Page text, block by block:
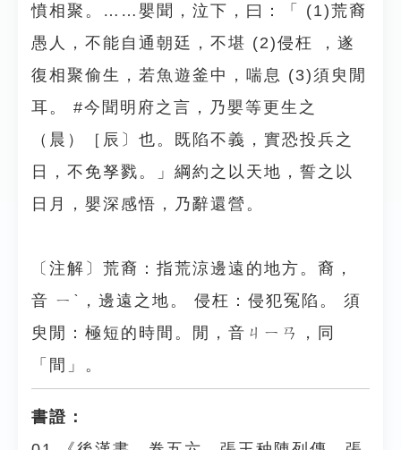
憤相聚。……嬰聞，泣下，曰：「 (1)荒裔
愚人，不能自通朝廷，不堪 (2)侵枉 ，遂
復相聚偷生，若魚遊釜中，喘息 (3)須臾閒
耳。 #今聞明府之言，乃嬰等更生之
（晨）［辰〕也。既陷不義，實恐投兵之
日，不免孥戮。」綱約之以天地，誓之以
日月，嬰深感悟，乃辭還營。
〔注解〕荒裔：指荒涼邊遠的地方。裔，
音 ㄧˋ，邊遠之地。 侵枉：侵犯冤陷。 須
臾閒：極短的時間。閒，音ㄐㄧㄢ，同
「間」。
書證：